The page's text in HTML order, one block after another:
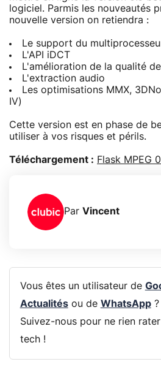
logiciel. Parmis les nouveautés
nouvelle version on retiendra :
Le support du
L'API iDCT
L'amélioration de la qualité
L'extraction audio
Les optimisations MMX,
IV)
Cette version est en phase de
utiliser à vos risques et périls.
Téléchargement : Flask MPEG
Par Vincent
Vous êtes un utilisateur de
Actualitésou de WhatsApp?
Suivez-nous pour ne rien
tech !